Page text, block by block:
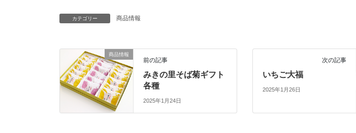
カテゴリー 商品情報
商品情報
前の記事
みきの里そば菊ギフト
各種
2025年1月24日
次の記事
いちご大福
2025年1月26日